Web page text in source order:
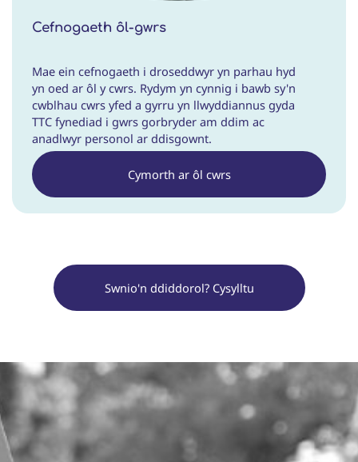
Cefnogaeth ôl-gwrs
Mae ein cefnogaeth i droseddwyr yn parhau hyd
yn oed ar ôl y cwrs. Rydym yn cynnig i bawb sy'n
cwblhau cwrs yfed a gyrru yn llwyddiannus gyda
TTC fynediad i gwrs gorbryder am ddim ac
anadlwyr personol ar ddisgownt.
Cymorth ar ôl cwrs
Swnio'n ddiddorol? Cysylltu